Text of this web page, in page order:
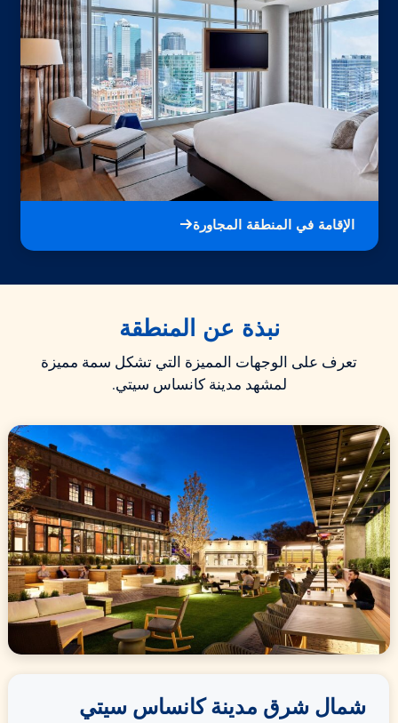
الإقامة في المنطقة المجاورة
نبذة عن المنطقة
تعرف على الوجهات المميزة التي تشكل سمة مميزة
لمشهد مدينة كانساس سيتي.
شمال شرق مدينة كانساس سيتي